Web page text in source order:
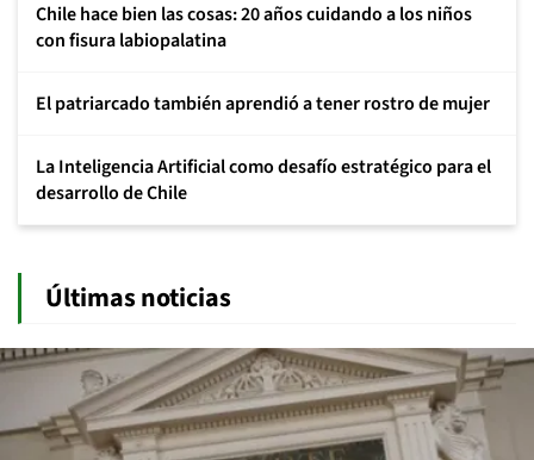
Chile hace bien las cosas: 20 años cuidando a los niños
con fisura labiopalatina
El patriarcado también aprendió a tener rostro de mujer
La Inteligencia Artificial como desafío estratégico para el
desarrollo de Chile
Últimas noticias